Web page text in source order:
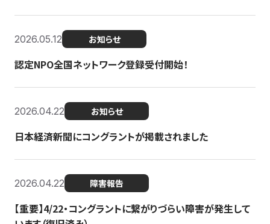
2026.05.12 お知らせ
認定NPO全国ネットワーク登録受付開始！
2026.04.22 お知らせ
日本経済新聞にコングラントが掲載されました
2026.04.22 障害報告
【重要】4/22・コングラントに繋がりづらい障害が発生して